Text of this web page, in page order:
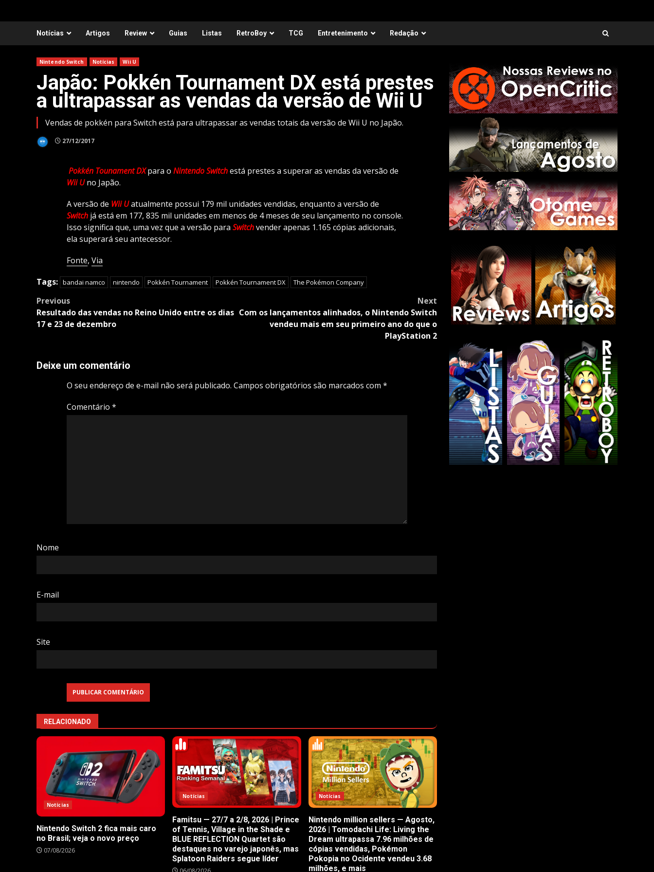
Notícias Artigos Review Guias Listas RetroBoy TCG Entretenimento Redação
Nintendo Switch Notícias Wii U
Japão: Pokkén Tournament DX está prestes
a ultrapassar as vendas da versão de Wii U
Vendas de pokkén para Switch está para ultrapassar as vendas totais da versão de Wii U no Japão.
27/12/2017
Pokkén Tounament DXpara o Nintendo Switchestá prestes a superar as vendas da versão de
Wii Uno Japão.
A versão de Wii Uatualmente possui 179 mil unidades vendidas, enquanto a versão de
Switch já está em 177, 835 mil unidades em menos de 4 meses de seu lançamento no console.
Isso significa que, uma vez que a versão para Switchvender apenas 1.165 cópias adicionais,
ela superará seu antecessor.
Fonte, Via
Tags: bandai namco nintendo Pokkén Tournament Pokkén Tournament DX The Pokémon Company
Post
navigation
Previous
Resultado das vendas no Reino Unido entre os dias
17 e 23 de dezembro
Next
Com os lançamentos alinhados, o Nintendo Switch
vendeu mais em seu primeiro ano do que o
PlayStation 2
Deixe um comentário
O seu endereço de e-mail não será publicado. Campos obrigatórios são marcados com *
Comentário *
Nome
E-mail
Site
RELACIONADO
Notícias
Nintendo Switch 2 fica mais caro
no Brasil; veja o novo preço
07/08/2026
Notícias
Famitsu — 27/7 a 2/8, 2026 | Prince
of Tennis, Village in the Shade e
BLUE REFLECTION Quartet são
destaques no varejo japonês, mas
Splatoon Raiders segue líder
Notícias
Nintendo million sellers — Agosto,
2026 | Tomodachi Life: Living the
Dream ultrapassa 7.96 milhões de
cópias vendidas, Pokémon
Pokopia no Ocidente vendeu 3.68
milhões, e mais